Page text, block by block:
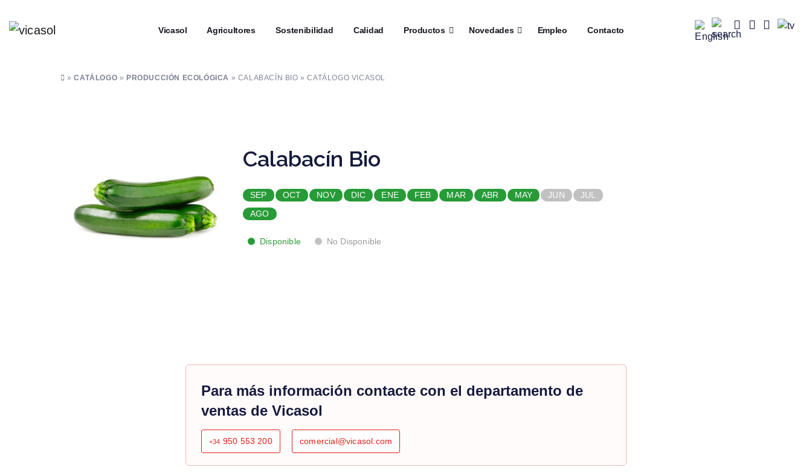
Vicasol Agricultores Sostenibilidad Calidad Productos Novedades Empleo Contacto
»CATÁLOGO » PRODUCCIÓN ECOLÓGICA » CALABACÍN BIO » CATÁLOGO VICASOL
Calabacín Bio
SEP OCT NOV DIC ENE FEB MAR ABR MAY JUN
JUL
AGO
Disponible No Disponible
Para más información contacte con el departamento de
ventas de Vicasol
+34 950 553 200 comercial@vicasol.com